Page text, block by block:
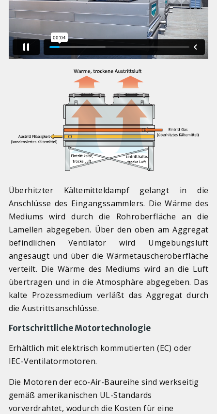
Überhitzter Kältemitteldampf gelangt in die
Anschlüsse des Eingangssammlers. Die Wärme des
Mediums wird durch die Rohroberfläche an die
Lamellen abgegeben. Über den oben am Aggregat
befindlichen Ventilator wird Umgebungsluft
angesaugt und über die Wärmetauscheroberfläche
verteilt. Die Wärme des Mediums wird an die Luft
übertragen und in die Atmosphäre abgegeben. Das
kalte Prozessmedium verläßt das Aggregat durch
die Austrittsanschlüsse.
Fortschrittliche Motortechnologie
Erhältlich mit elektrisch kommutierten (EC) oder
IEC-Ventilatormotoren.
Die Motoren der eco-Air-Baureihe sind werkseitig
gemäß amerikanischen UL-Standards
vorverdrahtet, wodurch die Kosten für eine